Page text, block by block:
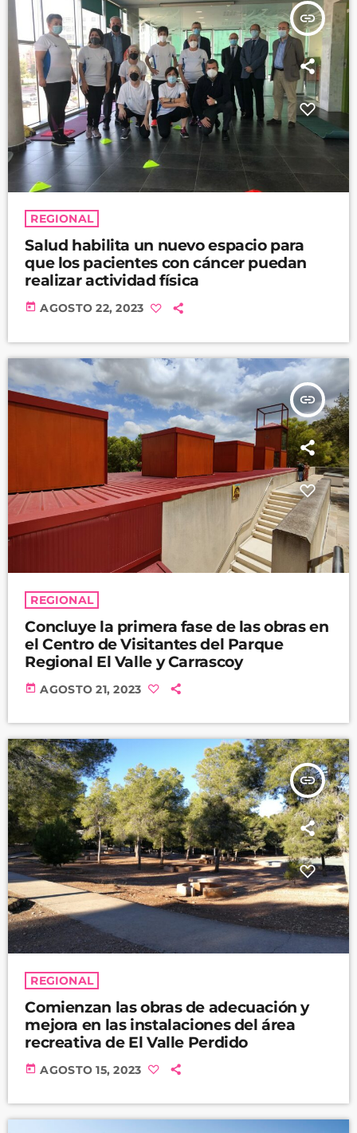
insert_link
REGIONAL
Salud habilita un nuevo espacio para
que los pacientes con cáncer puedan
realizar actividad física
today AGOSTO 22, 2023
insert_link
REGIONAL
Concluye la primera fase de las obras en
el Centro de Visitantes del Parque
Regional El Valle y Carrascoy
today AGOSTO 21, 2023
insert_link
REGIONAL
Comienzan las obras de adecuación y
mejora en las instalaciones del área
recreativa de El Valle Perdido
today AGOSTO 15, 2023